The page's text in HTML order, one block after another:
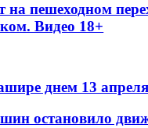
пешеходном
Видео 18+
днем 13
остановило